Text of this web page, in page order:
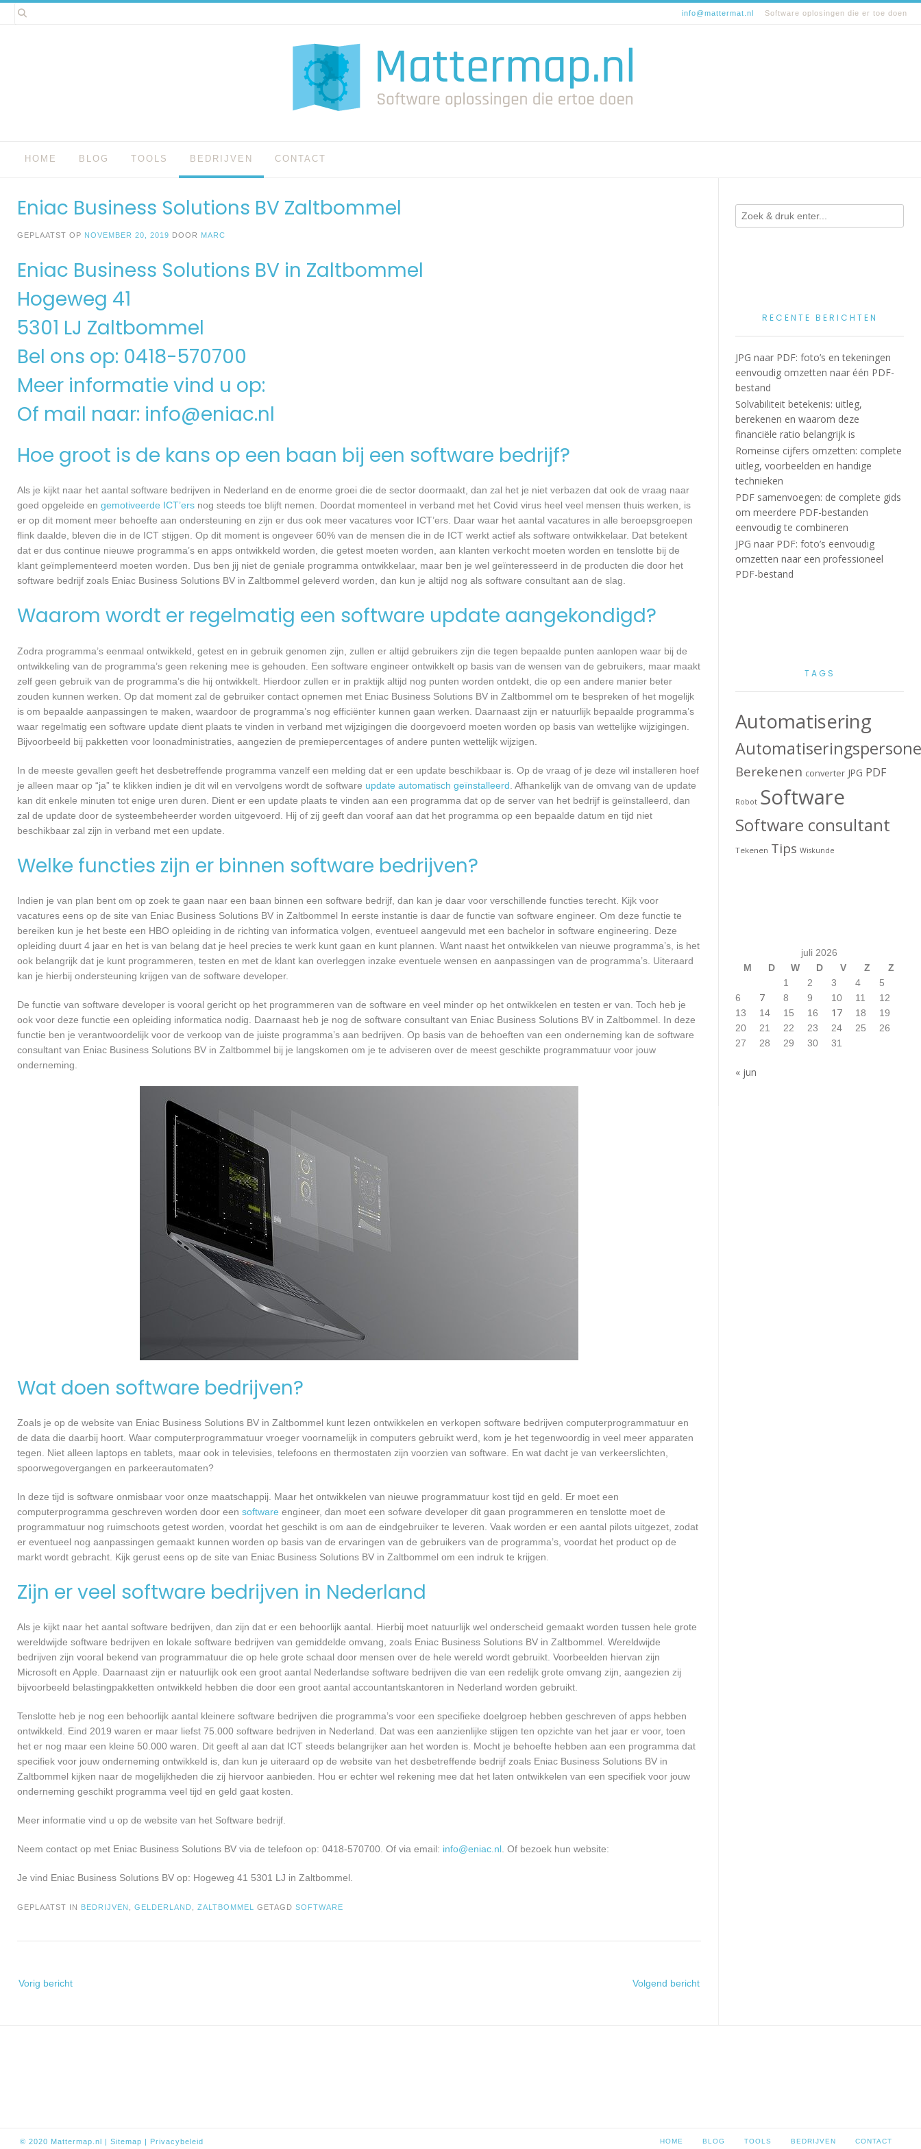
Spring
naar
info@mattermat.nl Software oplosingen die er toe doen
HOME BLOG TOOLS BEDRIJVEN CONTACT
Eniac Business Solutions BV Zaltbommel
GEPLAATST OP NOVEMBER 20, 2019 DOOR MARC
Eniac Business Solutions BV in Zaltbommel
Hogeweg 41
5301 LJ Zaltbommel
Bel ons op: 0418-570700
Meer informatie vind u op:
Of mail naar: info@eniac.nl
Hoe groot is de kans op een baan bij een software bedrijf?
Als je kijkt naar het aantal software bedrijven in Nederland en de enorme groei die de sector doormaakt, dan zal het je niet verbazen dat ook de vraag naar
goed opgeleide en gemotiveerde ICT’ers nog steeds toe blijft nemen. Doordat momenteel in verband met het Covid virus heel veel mensen thuis werken, is
er op dit moment meer behoefte aan ondersteuning en zijn er dus ook meer vacatures voor ICT’ers. Daar waar het aantal vacatures in alle beroepsgroepen
flink daalde, bleven die in de ICT stijgen. Op dit moment is ongeveer 60% van de mensen die in de ICT werkt actief als software ontwikkelaar. Dat betekent
dat er dus continue nieuwe programma’s en apps ontwikkeld worden, die getest moeten worden, aan klanten verkocht moeten worden en tenslotte bij de
klant geïmplementeerd moeten worden. Dus ben jij niet de geniale programma ontwikkelaar, maar ben je wel geïnteresseerd in de producten die door het
software bedrijf zoals Eniac Business Solutions BV in Zaltbommel geleverd worden, dan kun je altijd nog als software consultant aan de slag.
Waarom wordt er regelmatig een software update aangekondigd?
Zodra programma’s eenmaal ontwikkeld, getest en in gebruik genomen zijn, zullen er altijd gebruikers zijn die tegen bepaalde punten aanlopen waar bij de
ontwikkeling van de programma’s geen rekening mee is gehouden. Een software engineer ontwikkelt op basis van de wensen van de gebruikers, maar maakt
zelf geen gebruik van de programma’s die hij ontwikkelt. Hierdoor zullen er in praktijk altijd nog punten worden ontdekt, die op een andere manier beter
zouden kunnen werken. Op dat moment zal de gebruiker contact opnemen met Eniac Business Solutions BV in Zaltbommel om te bespreken of het mogelijk
is om bepaalde aanpassingen te maken, waardoor de programma’s nog efficiënter kunnen gaan werken. Daarnaast zijn er natuurlijk bepaalde programma’s
waar regelmatig een software update dient plaats te vinden in verband met wijzigingen die doorgevoerd moeten worden op basis van wettelijke wijzigingen.
Bijvoorbeeld bij pakketten voor loonadministraties, aangezien de premiepercentages of andere punten wettelijk wijzigen.
In de meeste gevallen geeft het desbetreffende programma vanzelf een melding dat er een update beschikbaar is. Op de vraag of je deze wil installeren hoef
je alleen maar op “ja” te klikken indien je dit wil en vervolgens wordt de software update automatisch geïnstalleerd . Afhankelijk van de omvang van de update
kan dit enkele minuten tot enige uren duren. Dient er een update plaats te vinden aan een programma dat op de server van het bedrijf is geïnstalleerd, dan
zal de update door de systeembeheerder worden uitgevoerd. Hij of zij geeft dan vooraf aan dat het programma op een bepaalde datum en tijd niet
beschikbaar zal zijn in verband met een update.
Welke functies zijn er binnen software bedrijven?
Indien je van plan bent om op zoek te gaan naar een baan binnen een software bedrijf, dan kan je daar voor verschillende functies terecht. Kijk voor
vacatures eens op de site van Eniac Business Solutions BV in Zaltbommel In eerste instantie is daar de functie van software engineer. Om deze functie te
bereiken kun je het beste een HBO opleiding in de richting van informatica volgen, eventueel aangevuld met een bachelor in software engineering. Deze
opleiding duurt 4 jaar en het is van belang dat je heel precies te werk kunt gaan en kunt plannen. Want naast het ontwikkelen van nieuwe programma’s, is het
ook belangrijk dat je kunt programmeren, testen en met de klant kan overleggen inzake eventuele wensen en aanpassingen van de programma’s. Uiteraard
kan je hierbij ondersteuning krijgen van de software developer.
De functie van software developer is vooral gericht op het programmeren van de software en veel minder op het ontwikkelen en testen er van. Toch heb je
ook voor deze functie een opleiding informatica nodig. Daarnaast heb je nog de software consultant van Eniac Business Solutions BV in Zaltbommel. In deze
functie ben je verantwoordelijk voor de verkoop van de juiste programma’s aan bedrijven. Op basis van de behoeften van een onderneming kan de software
consultant van Eniac Business Solutions BV in Zaltbommel bij je langskomen om je te adviseren over de meest geschikte programmatuur voor jouw
onderneming.
Wat doen software bedrijven?
Zoals je op de website van Eniac Business Solutions BV in Zaltbommel kunt lezen ontwikkelen en verkopen software bedrijven computerprogrammatuur en
de data die daarbij hoort. Waar computerprogrammatuur vroeger voornamelijk in computers gebruikt werd, kom je het tegenwoordig in veel meer apparaten
tegen. Niet alleen laptops en tablets, maar ook in televisies, telefoons en thermostaten zijn voorzien van software. En wat dacht je van verkeerslichten,
spoorwegovergangen en parkeerautomaten?
In deze tijd is software onmisbaar voor onze maatschappij. Maar het ontwikkelen van nieuwe programmatuur kost tijd en geld. Er moet een
computerprogramma geschreven worden door een software engineer, dan moet een sofware developer dit gaan programmeren en tenslotte moet de
programmatuur nog ruimschoots getest worden, voordat het geschikt is om aan de eindgebruiker te leveren. Vaak worden er een aantal pilots uitgezet, zodat
er eventueel nog aanpassingen gemaakt kunnen worden op basis van de ervaringen van de gebruikers van de programma’s, voordat het product op de
markt wordt gebracht. Kijk gerust eens op de site van Eniac Business Solutions BV in Zaltbommel om een indruk te krijgen.
Zijn er veel software bedrijven in Nederland
Als je kijkt naar het aantal software bedrijven, dan zijn dat er een behoorlijk aantal. Hierbij moet natuurlijk wel onderscheid gemaakt worden tussen hele grote
wereldwijde software bedrijven en lokale software bedrijven van gemiddelde omvang, zoals Eniac Business Solutions BV in Zaltbommel. Wereldwijde
bedrijven zijn vooral bekend van programmatuur die op hele grote schaal door mensen over de hele wereld wordt gebruikt. Voorbeelden hiervan zijn
Microsoft en Apple. Daarnaast zijn er natuurlijk ook een groot aantal Nederlandse software bedrijven die van een redelijk grote omvang zijn, aangezien zij
bijvoorbeeld belastingpakketten ontwikkeld hebben die door een groot aantal accountantskantoren in Nederland worden gebruikt.
Tenslotte heb je nog een behoorlijk aantal kleinere software bedrijven die programma’s voor een specifieke doelgroep hebben geschreven of apps hebben
ontwikkeld. Eind 2019 waren er maar liefst 75.000 software bedrijven in Nederland. Dat was een aanzienlijke stijgen ten opzichte van het jaar er voor, toen
het er nog maar een kleine 50.000 waren. Dit geeft al aan dat ICT steeds belangrijker aan het worden is. Mocht je behoefte hebben aan een programma dat
specifiek voor jouw onderneming ontwikkeld is, dan kun je uiteraard op de website van het desbetreffende bedrijf zoals Eniac Business Solutions BV in
Zaltbommel kijken naar de mogelijkheden die zij hiervoor aanbieden. Hou er echter wel rekening mee dat het laten ontwikkelen van een specifiek voor jouw
onderneming geschikt programma veel tijd en geld gaat kosten.
Meer informatie vind u op de website van het Software bedrijf.
Neem contact op met Eniac Business Solutions BV via de telefoon op: 0418-570700. Of via email: info@eniac.nl . Of bezoek hun website:
Je vind Eniac Business Solutions BV op: Hogeweg 41 5301 LJ in Zaltbommel.
GEPLAATST IN BEDRIJVEN GELDERLAND ZALTBOMMEL GETAGD SOFTWARE
navigatie
Vorig bericht Volgend bericht
RECENTE BERICHTEN
JPG naar PDF: foto’s en tekeningen
eenvoudig omzetten naar één PDF-
bestand
Solvabiliteit betekenis: uitleg,
berekenen en waarom deze
financiële ratio belangrijk is
Romeinse cijfers omzetten: complete
uitleg, voorbeelden en handige
technieken
PDF samenvoegen: de complete gids
om meerdere PDF-bestanden
eenvoudig te combineren
JPG naar PDF: foto’s eenvoudig
omzetten naar een professioneel
PDF-bestand
TAGS
Automatisering
Berekenen converter JPG PDF
Robot Software
Software consultant
Tekenen Tips Wiskunde
juli 2026
M
D W D V Z
Z
1
2 3 4
5
6
7 8 9 10 11
12
13
14 15 16 17 18
19
20
21 22 23 24 25
26
27
28 29 30 31
« jun
© 2020 Mattermap.nl | Sitemap | Privacybeleid HOME BLOG TOOLS BEDRIJVEN CONTACT